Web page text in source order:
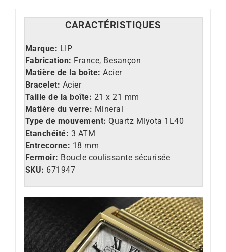
CARACTÉRISTIQUES
Marque: LIP
Fabrication: France, Besançon
Matière de la boîte: Acier
Bracelet: Acier
Taille de la boîte: 21 x 21 mm
Matière du verre: Mineral
Type de mouvement: Quartz Miyota 1L40
Etanchéité: 3 ATM
Entrecorne: 18 mm
Fermoir: Boucle coulissante sécurisée
SKU: 671947